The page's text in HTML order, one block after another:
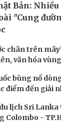
Podcast
Câu
Cửa sổ tình
Kể chuyện
Hạt giống
Bản: Nhiều
"Cung
chân trên
văn hóa
bùng nổ
điểm đến giải
lịch Sri Lanka
Colombo -